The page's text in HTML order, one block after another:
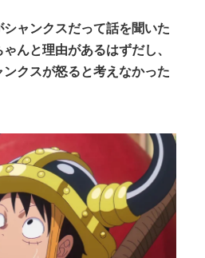
ャンクスだって話を聞いた
んと理由があるはずだし、
クスが怒ると考えなかった